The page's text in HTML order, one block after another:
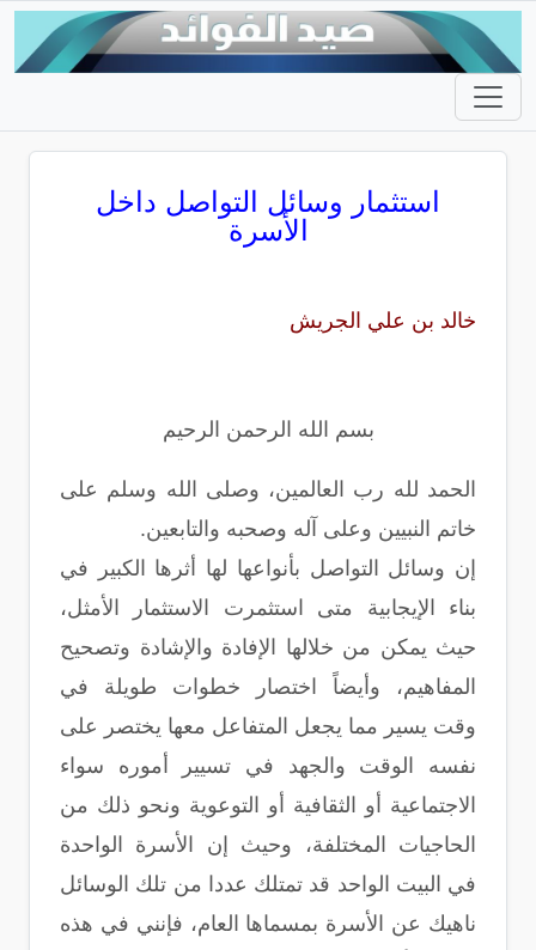
استثمار وسائل التواصل داخل
الأسرة
خالد بن علي الجريش
بسم الله الرحمن الرحيم
الحمد لله رب العالمين، وصلى الله وسلم على
خاتم النبيين وعلى آله وصحبه والتابعين.
إن وسائل التواصل بأنواعها لها أثرها الكبير في
بناء الإيجابية متى استثمرت الاستثمار الأمثل،
حيث يمكن من خلالها الإفادة والإشادة وتصحيح
المفاهيم، وأيضاً اختصار خطوات طويلة في
وقت يسير مما يجعل المتفاعل معها يختصر على
نفسه الوقت والجهد في تسيير أموره سواء
الاجتماعية أو الثقافية أو التوعوية ونحو ذلك من
الحاجيات المختلفة، وحيث إن الأسرة الواحدة
في البيت الواحد قد تمتلك عددا من تلك الوسائل
ناهيك عن الأسرة بمسماها العام، فإنني في هذه